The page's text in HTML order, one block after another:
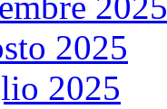
2025
2025